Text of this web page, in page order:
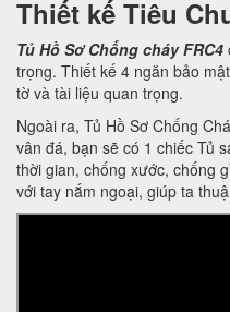
Thiết kế Tiêu
Tủ Hồ Sơ Chống cháy FRC4
trọng. Thiết kế 4 ngăn bảo
tờ và tài liệu quan trọng.
Ngoài ra, Tủ Hồ Sơ Chống
vân đá, bạn sẽ có 1 chiếc Tủ
thời gian, chống xước, chống
với tay nắm ngoại, giúp ta